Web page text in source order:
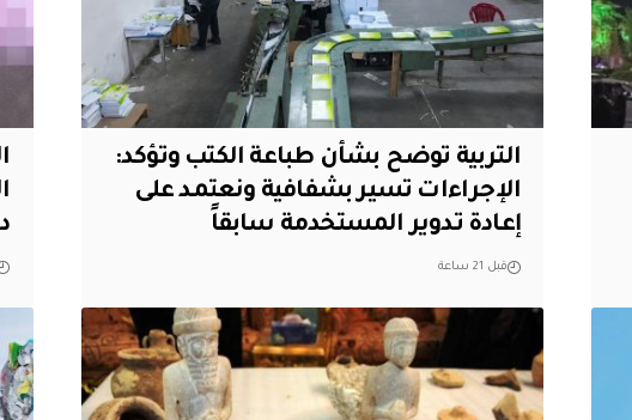
التربية توضح بشأن طباعة الكتب وتؤكد:
الإجراءات تسير بشفافية ونعتمد على
إعادة تدوير المستخدمة سابقاً
قبل 21 ساعة